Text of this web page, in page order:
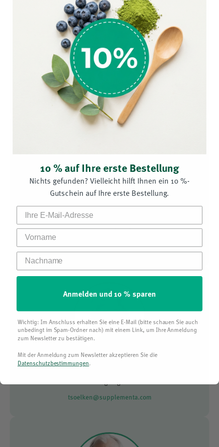
Lena Sölken
lsoelken@supplementa.com
Sarah Trenkle
strenkle@supplementa.com
Thomas Sölken
tsoelken@supplementa.com
10 % auf Ihre erste Bestellung
Nichts gefunden? Vielleicht hilft Ihnen ein 10 %-
Gutschein auf Ihre erste Bestellung.
Vorname
Nachname
Anmelden und 10 % sparen
Wichtig: Im Anschluss erhalten Sie eine E-Mail (bitte schauen Sie auch
unbedingt im Spam-Ordner nach) mit einem Link, um Ihre Anmeldung
zum Newsletter zu bestätigen.
Mit der Anmeldung zum Newsletter akzeptieren Sie die
Datenschutzbestimmungen.